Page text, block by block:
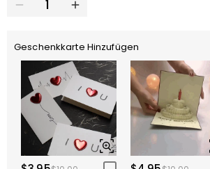
Geschenkkarte Hinzufügen